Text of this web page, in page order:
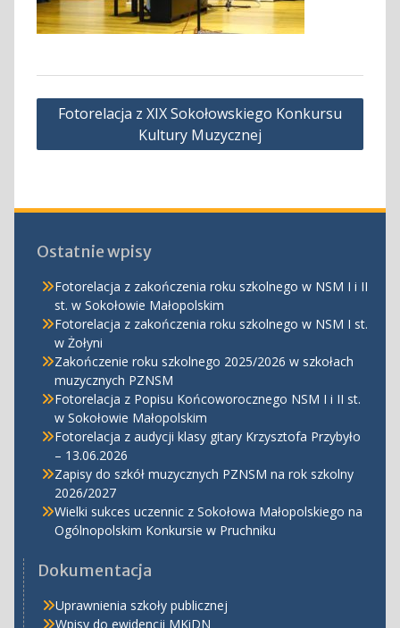
Nawigacja
Fotorelacja z XIX Sokołowskiego Konkursu
Kultury Muzycznej
Ostatnie wpisy
Fotorelacja z zakończenia roku szkolnego w NSM I i II
st. w Sokołowie Małopolskim
Fotorelacja z zakończenia roku szkolnego w NSM I st.
w Żołyni
Zakończenie roku szkolnego 2025/2026 w szkołach
muzycznych PZNSM
Fotorelacja z Popisu Końcoworocznego NSM I i II st.
w Sokołowie Małopolskim
Fotorelacja z audycji klasy gitary Krzysztofa Przybyło
– 13.06.2026
Zapisy do szkół muzycznych PZNSM na rok szkolny
2026/2027
Wielki sukces uczennic z Sokołowa Małopolskiego na
Ogólnopolskim Konkursie w Pruchniku
Dokumentacja
Uprawnienia szkoły publicznej
Wpisy do ewidencji MKiDN